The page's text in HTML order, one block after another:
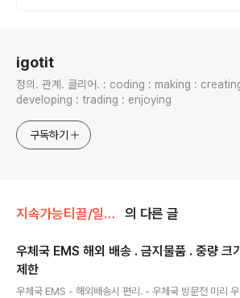
igotit
정의. 관계. 클리어. : coding : making : creating :
developing : trading : enjoying
구독하기
지속가능티끌/일상.잡다 의 다른 글
우체국 EMS 해외 배송 . 금지물품 . 중량 크기
제한
우체국 EMS - 해외배송시 편리. - 우체국 방문전 미리 우